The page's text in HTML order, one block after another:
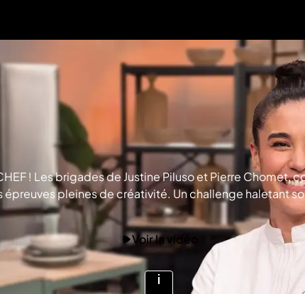
! Les brigades de Justine Piluso et Pierre Chomet,
pleines de créativité. Un challenge haletant
Voir la vidéo